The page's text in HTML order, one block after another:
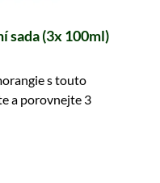
sada (3x 100ml)
s touto
a porovnejte 3